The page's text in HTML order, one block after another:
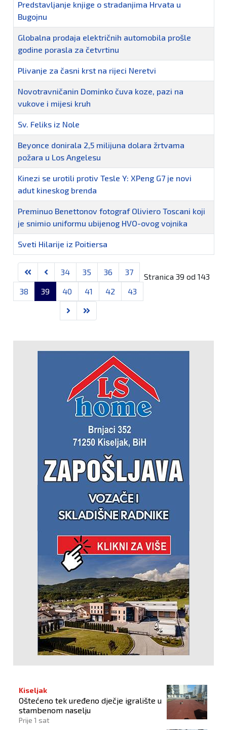
Članci
Predstavljanje knjige o stradanjima Hrvata u
Bugojnu
Globalna prodaja električnih automobila prošle
godine porasla za četvrtinu
Plivanje za časni krst na rijeci Neretvi
Novotravničanin Dominko čuva koze, pazi na
vukove i mijesi kruh
Sv. Feliks iz Nole
Beyonce donirala 2,5 milijuna dolara žrtvama
požara u Los Angelesu
Kinezi se urotili protiv Tesle Y: XPeng G7 je novi
adut kineskog brenda
Preminuo Benettonov fotograf Oliviero Toscani koji
je snimio uniformu ubijenog HVO-ovog vojnika
Sveti Hilarije iz Poitiersa
Stranica 39 od 143
34 35 36
37
38
39 40 41 42 43
Kiseljak
Oštećeno tek uređeno dječje igralište u
stambenom naselju
Prije 1 sat